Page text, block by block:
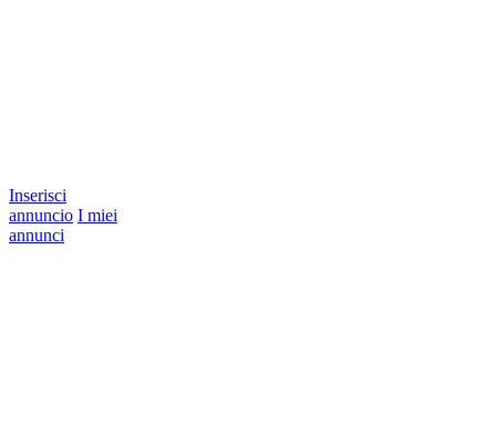
Inserisci
annuncio I miei
annunci